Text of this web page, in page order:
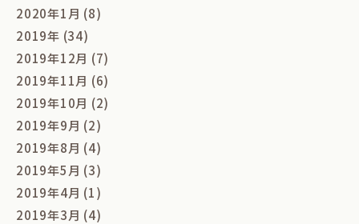
2020年1月 (8)
2019年 (34)
2019年12月 (7)
2019年11月 (6)
2019年10月 (2)
2019年9月 (2)
2019年8月 (4)
2019年5月 (3)
2019年4月 (1)
2019年3月 (4)